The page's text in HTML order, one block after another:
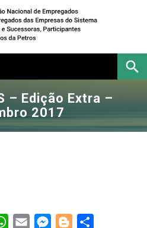
Buscar
– Edição Extra –
2017
WhatsApp
Email Messenger
Blogger